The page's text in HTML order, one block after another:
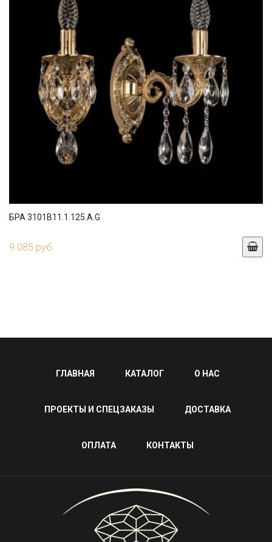
БРА 3101B11.1.125.A.G
9 085 руб.
ГЛАВНАЯ КАТАЛОГ О НАС
ПРОЕКТЫ И СПЕЦЗАКАЗЫ ДОСТАВКА
ОПЛАТА КОНТАКТЫ